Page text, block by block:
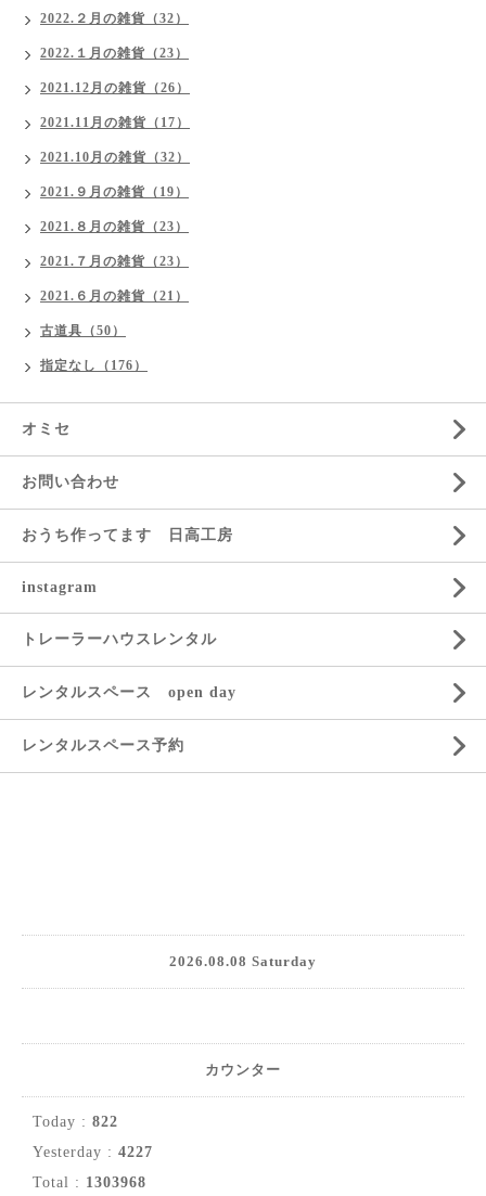
2022.２月の雑貨（32）
2022.１月の雑貨（23）
2021.12月の雑貨（26）
2021.11月の雑貨（17）
2021.10月の雑貨（32）
2021.９月の雑貨（19）
2021.８月の雑貨（23）
2021.７月の雑貨（23）
2021.６月の雑貨（21）
古道具（50）
指定なし（176）
オミセ
お問い合わせ
おうち作ってます 日高工房
instagram
トレーラーハウスレンタル
レンタルスペース open day
レンタルスペース予約
2026.08.08 Saturday
カウンター
Today : 822
Yesterday : 4227
Total : 1303968